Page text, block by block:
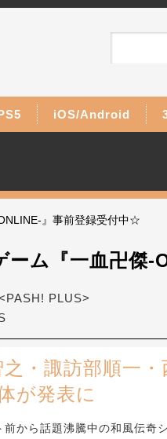
iOS/Android
』事前登録受付中☆
ーム『一血卍傑
PLUS>
之・諏訪部順一
が発表に
から話題沸騰中の和風伝奇